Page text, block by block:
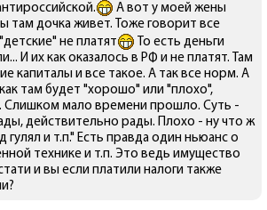
А вот у моей жены
там дочка живет. Тоже говорит все
не платят
То есть деньги
И их как оказалось в РФ и не платят. Там
капиталы и все такое. А так все норм. А
там будет "хорошо" или "плохо",
Слишком мало времени прошло. Суть -
действительно рады. Плохо - ну что ж
и т.п." Есть правда один ньюанс о
технике и т.п. Это ведь имущество
и вы если платили налоги также